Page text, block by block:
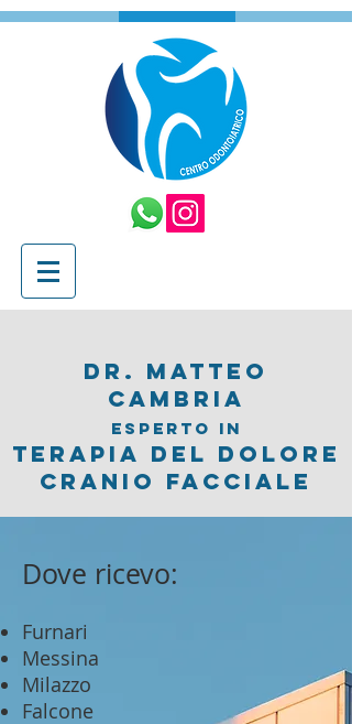
dR. MATTEO
CAMBRIA
ESPERTO IN
tERAPIA DEL DOLORE
CRANIO FACcI ALE
Dove ricevo:
Furnari
Messina
Milazzo
Falcone